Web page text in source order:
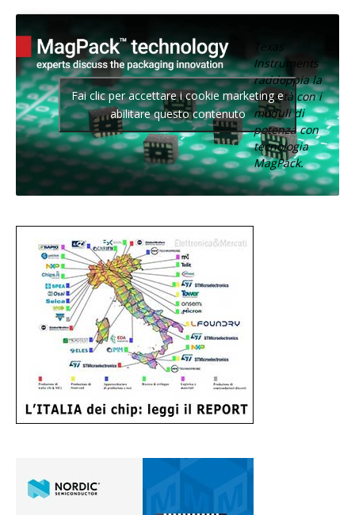
Texas
Instruments
raddoppia la
densità con i
moduli di
potenza con
tecnologia
MagPack.
Fai clic per accettare i cookie marketing e
abilitare questo contenuto